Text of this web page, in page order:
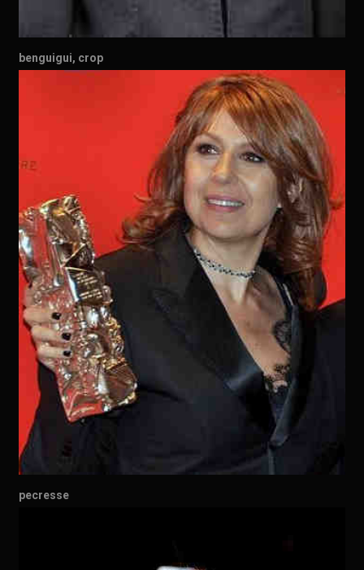
benguigui, crop
pecresse